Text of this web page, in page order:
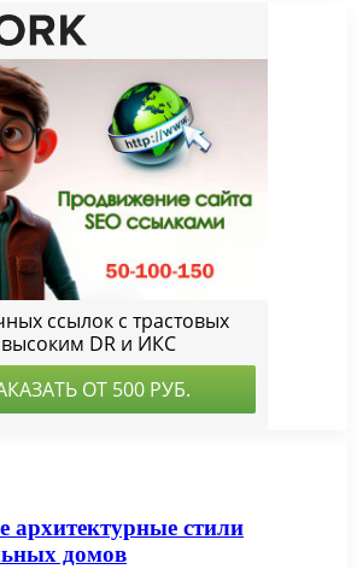
архитектурные стили
домов